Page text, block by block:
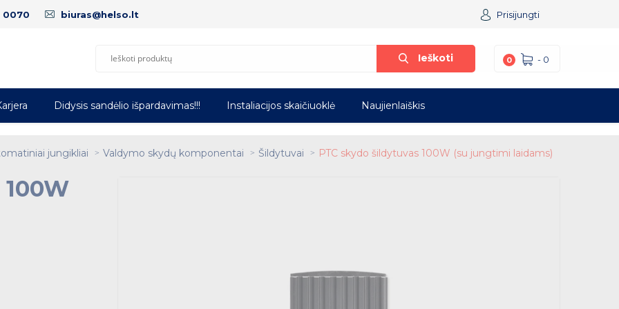
0070 biuras@helso.lt Prisijungti
Ieškoti 0 - 0
Didysis sandėlio išpardavimas!!! Instaliacijos skaičiuoklė Naujienlaiškis
jungikliai Valdymo skydų komponentai Šildytuvai PTC skydo šildytuvas 100W (su jungtimi laidams)